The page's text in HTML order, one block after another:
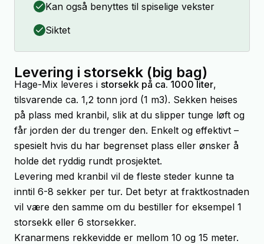
Kan også benyttes til spiselige vekster
Siktet
Levering i storsekk (big bag)
Hage-Mix leveres i storsekk på ca. 1000 liter,
tilsvarende ca. 1,2 tonn jord (1 m3). Sekken heises
på plass med kranbil, slik at du slipper tunge løft og
får jorden der du trenger den. Enkelt og effektivt –
spesielt hvis du har begrenset plass eller ønsker å
holde det ryddig rundt prosjektet.
Levering med kranbil vil de fleste steder kunne ta
inntil 6-8 sekker per tur. Det betyr at fraktkostnaden
vil være den samme om du bestiller for eksempel 1
storsekk eller 6 storsekker.
Kranarmens rekkevidde er mellom 10 og 15 meter.